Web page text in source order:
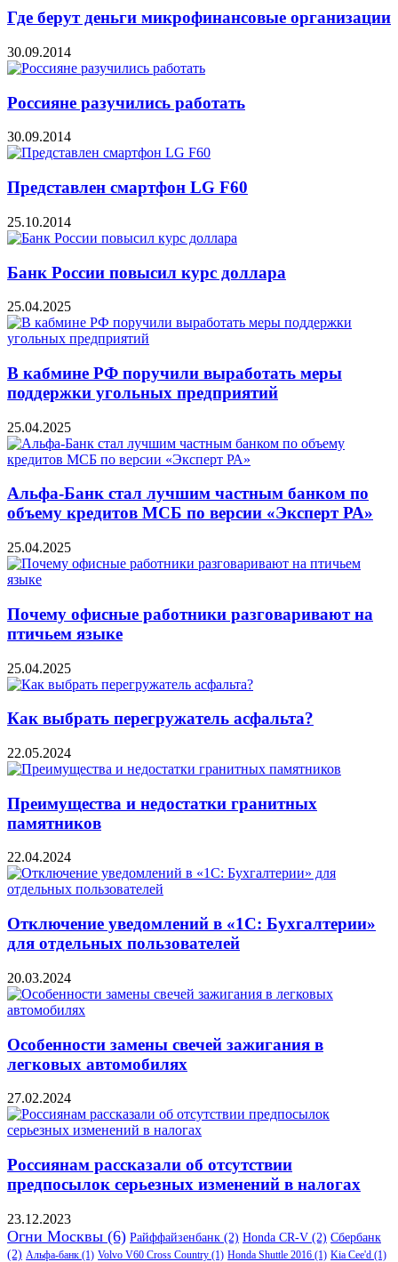
Где берут деньги микрофинансовые организации
30.09.2014
Россияне разучились работать
30.09.2014
Представлен смартфон LG F60
25.10.2014
Банк России повысил курс доллара
25.04.2025
В кабмине РФ поручили выработать меры
поддержки угольных предприятий
25.04.2025
Альфа-Банк стал лучшим частным банком по
объему кредитов МСБ по версии «Эксперт РА»
25.04.2025
Почему офисные работники разговаривают на
птичьем языке
25.04.2025
Как выбрать перегружатель асфальта?
22.05.2024
Преимущества и недостатки гранитных
памятников
22.04.2024
Отключение уведомлений в «1С: Бухгалтерии»
для отдельных пользователей
20.03.2024
Особенности замены свечей зажигания в
легковых автомобилях
27.02.2024
Россиянам рассказали об отсутствии
предпосылок серьезных изменений в налогах
23.12.2023
Огни Москвы (6) Райффайзенбанк (2) Honda CR-V (2) Сбербанк
(2) Альфа-банк (1) Volvo V60 Cross Country (1) Honda Shuttle 2016 (1) Kia Cee'd (1)